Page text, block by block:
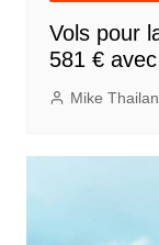
Vols pour
581 €
Mike